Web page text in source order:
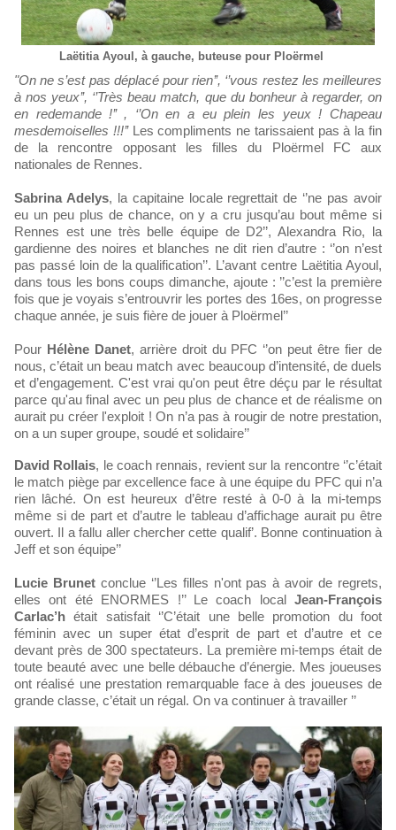
Laëtitia Ayoul, à gauche, buteuse pour Ploërmel
"On ne s’est pas déplacé pour rien’’, ‘’vous restez les meilleures
à nos yeux’’, ‘’Très beau match, que du bonheur à regarder, on
en redemande !’’ , ‘’On en a eu plein les yeux ! Chapeau
mesdemoiselles !!!’’Les compliments ne tarissaient pas à la fin
de la rencontre opposant les filles du Ploërmel FC aux
nationales de Rennes.
Sabrina Adelys, la capitaine locale regrettait de ‘’ne pas avoir
eu un peu plus de chance, on y a cru jusqu’au bout même si
Rennes est une très belle équipe de D2’’, Alexandra Rio, la
gardienne des noires et blanches ne dit rien d’autre : ‘’on n’est
pas passé loin de la qualification’’. L’avant centre Laëtitia Ayoul,
dans tous les bons coups dimanche, ajoute : ’’c’est la première
fois que je voyais s’entrouvrir les portes des 16es, on progresse
chaque année, je suis fière de jouer à Ploërmel’’
Pour Hélène Danet, arrière droit du PFC ‘’on peut être fier de
nous, c’était un beau match avec beaucoup d’intensité, de duels
et d’engagement. C'est vrai qu'on peut être déçu par le résultat
parce qu'au final avec un peu plus de chance et de réalisme on
aurait pu créer l'exploit ! On n’a pas à rougir de notre prestation,
on a un super groupe, soudé et solidaire’’
David Rollais, le coach rennais, revient sur la rencontre ‘’c’était
le match piège par excellence face à une équipe du PFC qui n’a
rien lâché. On est heureux d’être resté à 0-0 à la mi-temps
même si de part et d’autre le tableau d’affichage aurait pu être
ouvert. Il a fallu aller chercher cette qualif’. Bonne continuation à
Jeff et son équipe’’
Lucie Brunet conclue ‘’Les filles n'ont pas à avoir de regrets,
elles ont été ENORMES !’’ Le coach local Jean-François
Carlac’h était satisfait ‘’C’était une belle promotion du foot
féminin avec un super état d’esprit de part et d’autre et ce
devant près de 300 spectateurs. La première mi-temps était de
toute beauté avec une belle débauche d’énergie. Mes joueuses
ont réalisé une prestation remarquable face à des joueuses de
grande classe, c’était un régal. On va continuer à travailler ’’